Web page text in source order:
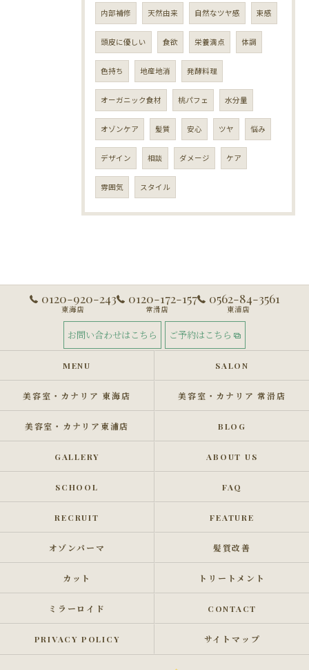
内部補修 天然由来 自然なツヤ感 束感
頭皮に優しい 食欲 栄養満点 体調
色持ち 地産地消 発酵料理
オーガニック食材 桃パフェ 水分量
オゾンケア 髪質 安心 ツヤ 悩み
デザイン 相談 ダメージ ケア
雰囲気 スタイル
0120-920-243
東海店
0120-172-157
常滑店
0562-84-3561
東浦店
お問い合わせはこちら ご予約はこちら
MENU SALON
美容室・カナリア 東海店 美容室・カナリア 常滑店
美容室・カナリア東浦店 BLOG
GALLERY ABOUT US
SCHOOL FAQ
RECRUIT FEATURE
オゾンパーマ 髪質改善
カット トリートメント
ミラーロイド CONTACT
PRIVACY POLICY サイトマップ